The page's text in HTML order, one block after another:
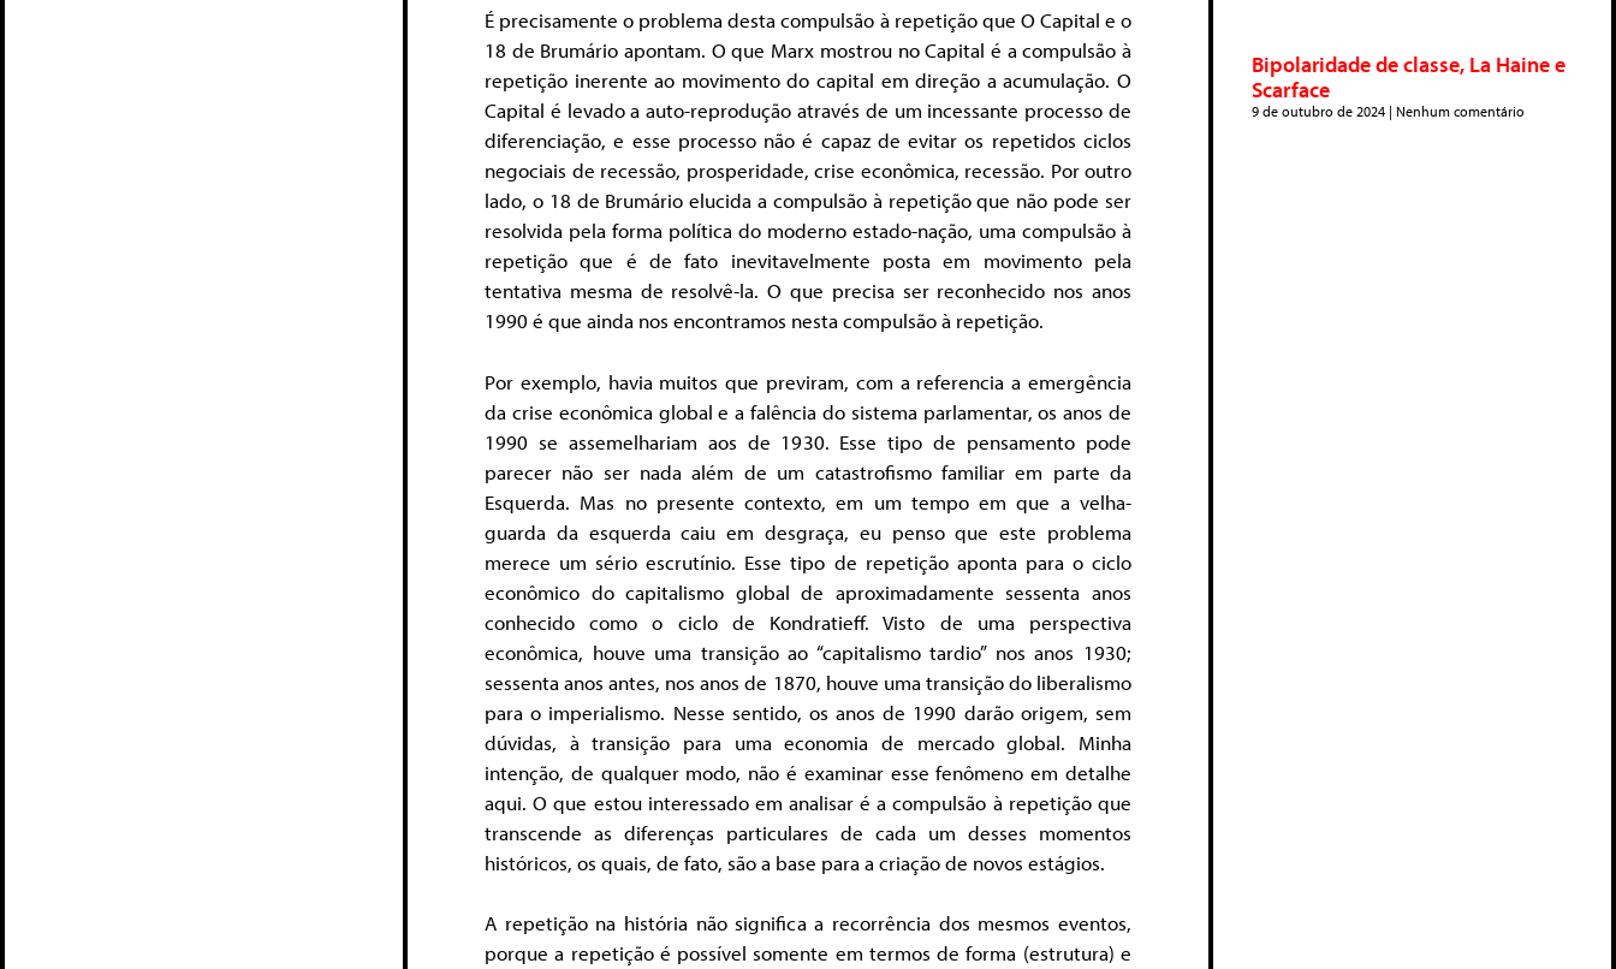
É precisamente o problema desta compulsão à repetição que O Capital e o
18 de Brumário apontam. O que Marx mostrou no Capital é a compulsão à
repetição inerente ao movimento do capital em direção a acumulação. O
Capital é levado a auto-reprodução através de um incessante processo de
diferenciação, e esse processo não é capaz de evitar os repetidos ciclos
negociais de recessão, prosperidade, crise econômica, recessão. Por outro
lado, o 18 de Brumário elucida a compulsão à repetição que não pode ser
resolvida pela forma política do moderno estado-nação, uma compulsão à
repetição que é de fato inevitavelmente posta em movimento pela
tentativa mesma de resolvê-la. O que precisa ser reconhecido nos anos
1990 é que ainda nos encontramos nesta compulsão à repetição.
Por exemplo, havia muitos que previram, com a referencia a emergência
da crise econômica global e a falência do sistema parlamentar, os anos de
1990 se assemelhariam aos de 1930. Esse tipo de pensamento pode
parecer não ser nada além de um catastrofismo familiar em parte da
Esquerda. Mas no presente contexto, em um tempo em que a velha-
guarda da esquerda caiu em desgraça, eu penso que este problema
merece um sério escrutínio. Esse tipo de repetição aponta para o ciclo
econômico do capitalismo global de aproximadamente sessenta anos
conhecido como o ciclo de Kondratieff. Visto de uma perspectiva
econômica, houve uma transição ao “capitalismo tardio” nos anos 1930;
sessenta anos antes, nos anos de 1870, houve uma transição do liberalismo
para o imperialismo. Nesse sentido, os anos de 1990 darão origem, sem
dúvidas, à transição para uma economia de mercado global. Minha
intenção, de qualquer modo, não é examinar esse fenômeno em detalhe
aqui. O que estou interessado em analisar é a compulsão à repetição que
transcende as diferenças particulares de cada um desses momentos
históricos, os quais, de fato, são a base para a criação de novos estágios.
A repetição na história não significa a recorrência dos mesmos eventos,
porque a repetição é possível somente em termos de forma (estrutura) e
Bipolaridade de classe, La Haine e
Scarface
9 de outubro de 2024 Nenhum comentário